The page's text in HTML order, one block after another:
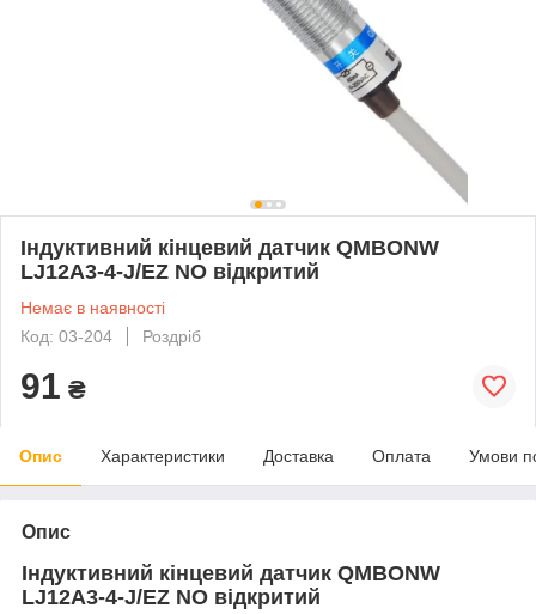
Індуктивний кінцевий датчик QMBONW
LJ12A3-4-J/EZ NO відкритий
Немає в наявності
Код: 03-204
Роздріб
91 ₴
Опис Характеристики Доставка Оплата Умови
Опис
Індуктивний кінцевий датчик QMBONW
LJ12A3-4-J/EZ NO відкритий